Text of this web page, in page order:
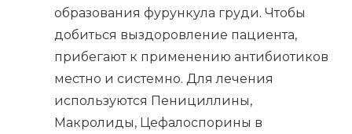
образования фурункула груди. Чтобы
добиться выздоровление пациента,
прибегают к применению антибиотиков
местно и системно. Для лечения
используются Пенициллины,
Макролиды, Цефалоспорины в